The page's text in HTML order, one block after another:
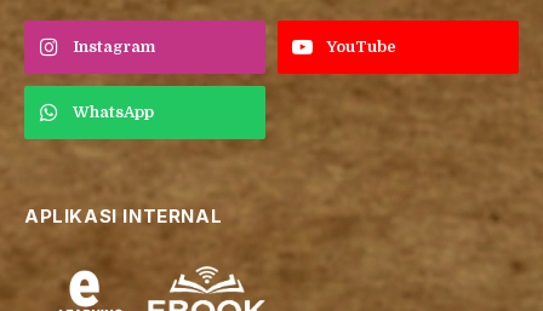
Instagram YouTube
WhatsApp
APLIKASI INTERNAL